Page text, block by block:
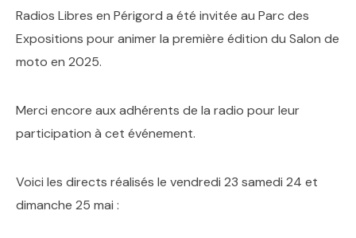
Radios Libres en Périgord a été invitée au Parc des
Expositions pour animer la première édition du Salon de
moto en 2025.
Merci encore aux adhérents de la radio pour leur
participation à cet événement.
Voici les directs réalisés le vendredi 23 samedi 24 et
dimanche 25 mai :